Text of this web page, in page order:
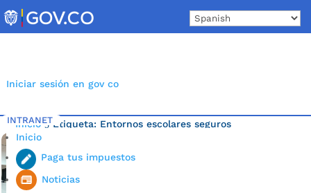
to
content
Iniciar sesión en gov co
INTRANET
Inicio
Paga tus impuestos
Noticias
Inicio 5 Etiqueta: Entornos escolares seguros
Bucaramanga